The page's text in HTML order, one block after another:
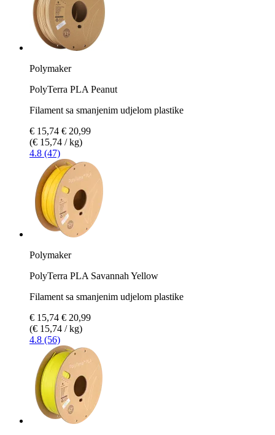
Polymaker
PolyTerra PLA Peanut
Filament sa smanjenim udjelom plastike
€ 15,74 € 20,99
(€ 15,74 / kg)
4.8 (47)
Polymaker
PolyTerra PLA Savannah Yellow
Filament sa smanjenim udjelom plastike
€ 15,74 € 20,99
(€ 15,74 / kg)
4.8 (56)